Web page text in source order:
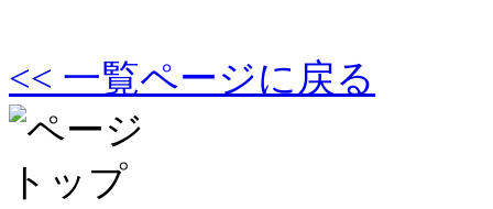
<< 一覧ページに戻る